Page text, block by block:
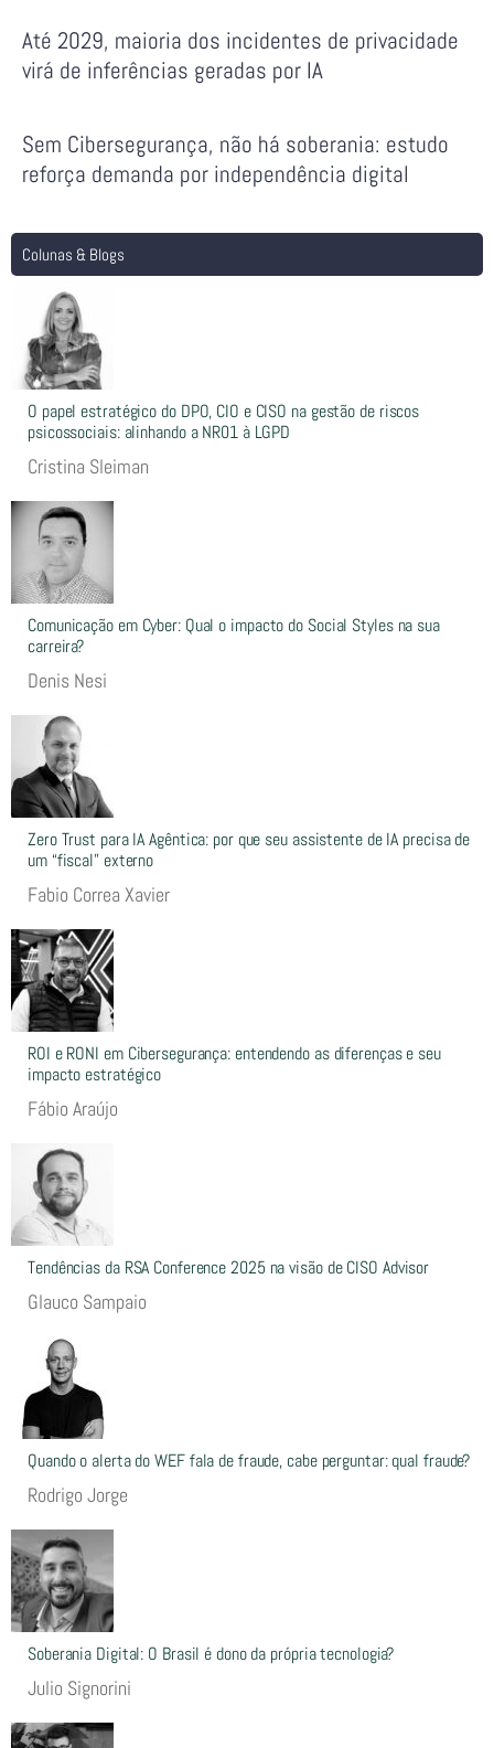
Até 2029, maioria dos incidentes de privacidade
virá de inferências geradas por IA
Sem Cibersegurança, não há soberania: estudo
reforça demanda por independência digital
Colunas & Blogs
O papel estratégico do DPO, CIO e CISO na gestão de riscos
psicossociais: alinhando a NR01 à LGPD
Cristina Sleiman
Comunicação em Cyber: Qual o impacto do Social Styles na sua
carreira?
Denis Nesi
Zero Trust para IA Agêntica: por que seu assistente de IA precisa de
um “fiscal” externo
Fabio Correa Xavier
ROI e RONI em Cibersegurança: entendendo as diferenças e seu
impacto estratégico
Fábio Araújo
Tendências da RSA Conference 2025 na visão de CISO Advisor
Glauco Sampaio
Quando o alerta do WEF fala de fraude, cabe perguntar: qual fraude?
Rodrigo Jorge
Soberania Digital: O Brasil é dono da própria tecnologia?
Julio Signorini